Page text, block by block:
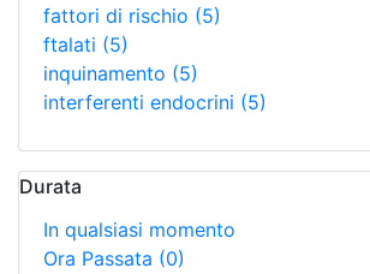
fattori di rischio (5)
ftalati (5)
inquinamento (5)
interferenti endocrini (5)
Durata
In qualsiasi momento
Ora Passata (0)